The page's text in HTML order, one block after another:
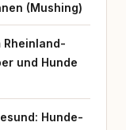
(Mushing)
Rheinland-
und Hunde
Hunde-